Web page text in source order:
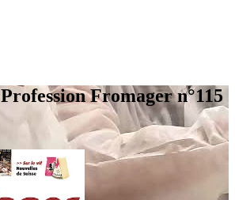
Profession Fromager n°115